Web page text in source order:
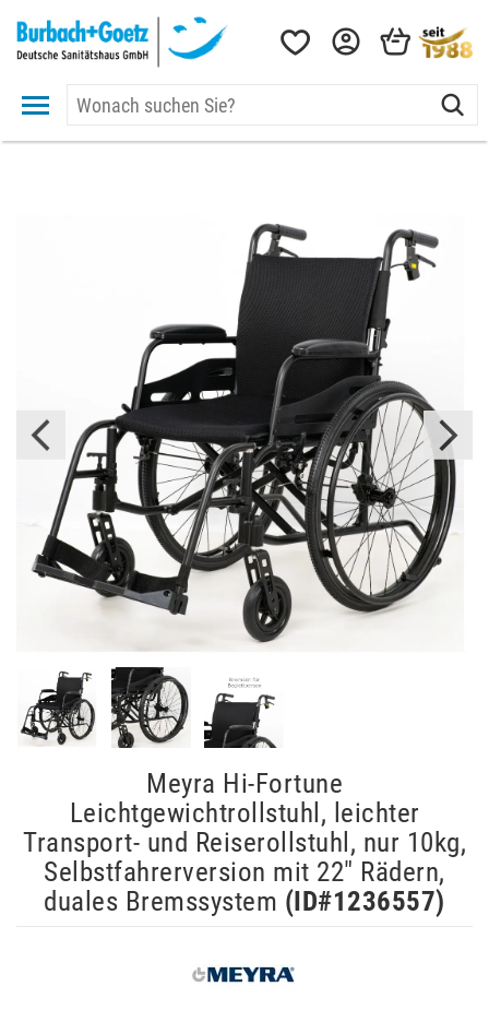
Meyra Hi-Fortune
Leichtgewichtrollstuhl, leichter
Transport- und Reiserollstuhl, nur 10kg,
Selbstfahrerversion mit 22" Rädern,
duales Bremssystem (ID#1236557)